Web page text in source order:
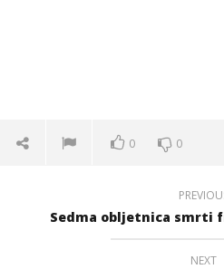
0 0
Sedma obljetnica smrti
NEXT